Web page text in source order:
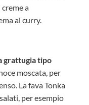
a
al curry.
grattugia tipo
moscata, per
La fava Tonka
per esempio